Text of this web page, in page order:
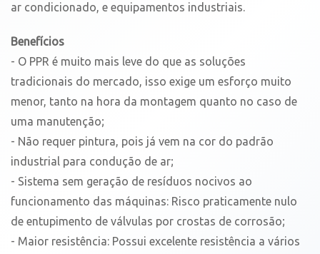
ar condicionado, e equipamentos industriais.
Benefícios
- O PPR é muito mais leve do que as soluções
tradicionais do mercado, isso exige um esforço muito
menor, tanto na hora da montagem quanto no caso de
uma manutenção;
- Não requer pintura, pois já vem na cor do padrão
industrial para condução de ar;
- Sistema sem geração de resíduos nocivos ao
funcionamento das máquinas: Risco praticamente nulo
de entupimento de válvulas por crostas de corrosão;
- Maior resistência: Possui excelente resistência a vários